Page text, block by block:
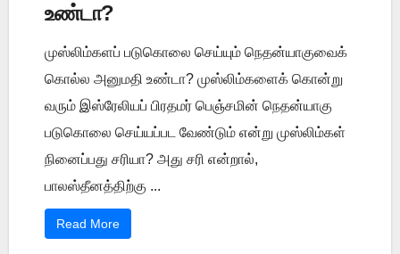
உண்டா?
முஸ்லிம்களப் படுகொலை செய்யும் நெதன்யாகுவைக்
கொல்ல அனுமதி உண்டா? முஸ்லிம்களைக் கொன்று
வரும் இஸ்ரேலியப் பிரதமர் பெஞ்சமின் நெதன்யாகு
படுகொலை செய்யப்பட வேண்டும் என்று முஸ்லிம்கள்
நினைப்பது சரியா? அது சரி என்றால்,
பாலஸ்தீனத்திற்கு ...
Read More